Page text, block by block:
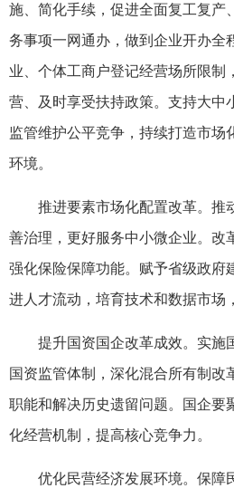
施、简化手续，促进全面复工复产
务事项一网通办，做到企业开办全
业、个体工商户登记经营场所限制
营、及时享受扶持政策。支持大中
监管维护公平竞争，持续打造市场
环境。
推进要素市场化配置改革。推
善治理，更好服务中小微企业。改
强化保险保障功能。赋予省级政府
进人才流动，培育技术和数据市场
提升国资国企改革成效。实施
国资监管体制，深化混合所有制改
职能和解决历史遗留问题。国企要
化经营机制，提高核心竞争力。
优化民营经济发展环境。保障